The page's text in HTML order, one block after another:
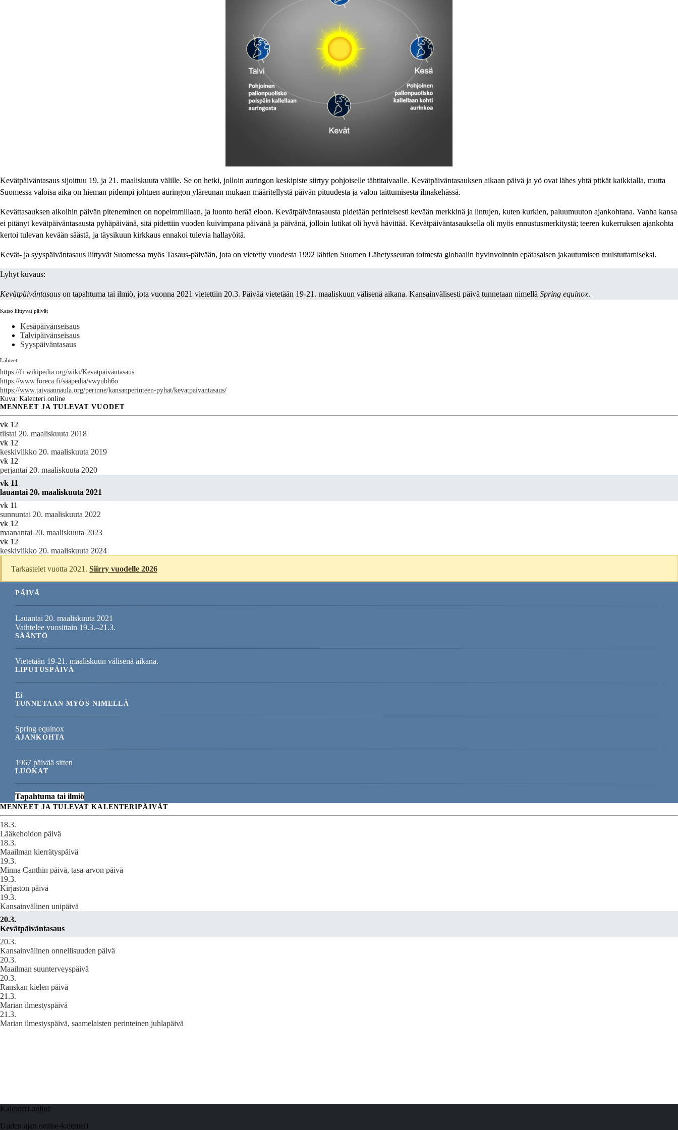
Kevätpäiväntasaus sijoittuu 19. ja 21. maaliskuuta välille. Se on hetki, jolloin auringon keskipiste siirtyy pohjoiselle tähtitaivaalle. Kevätpäiväntasauksen aikaan päivä ja yö ovat lähes yhtä pitkät kaikkialla, mutta
Suomessa valoisa aika on hieman pidempi johtuen auringon yläreunan mukaan määritellystä päivän pituudesta ja valon taittumisesta ilmakehässä.
Kevättasauksen aikoihin päivän piteneminen on nopeimmillaan, ja luonto herää eloon. Kevätpäiväntasausta pidetään perinteisesti kevään merkkinä ja lintujen, kuten kurkien, paluumuuton ajankohtana. Vanha kansa
ei pitänyt kevätpäiväntasausta pyhäpäivänä, sitä pidettiin vuoden kuivimpana päivänä ja päivänä, jolloin lutikat oli hyvä hävittää. Kevätpäiväntasauksella oli myös ennustusmerkitystä; teeren kukerruksen ajankohta
kertoi tulevan kevään säästä, ja täysikuun kirkkaus ennakoi tulevia hallayöitä.
Kevät- ja syyspäiväntasaus liittyvät Suomessa myös Tasaus-päivään, jota on vietetty vuodesta 1992 lähtien Suomen Lähetysseuran toimesta globaalin hyvinvoinnin epätasaisen jakautumisen muistuttamiseksi.
Lyhyt kuvaus:
Kevätpäiväntasaus on tapahtuma tai ilmiö, jota vuonna 2021 vietettiin 20.3. Päivää vietetään 19-21. maaliskuun välisenä aikana. Kansainvälisesti päivä tunnetaan nimellä Spring equinox.
Katso liittyvät päivät
Kesäpäivänseisaus
Talvipäivänseisaus
Syyspäiväntasaus
Lähteet:
https://fi.wikipedia.org/wiki/Kevätpäiväntasaus
https://www.foreca.fi/sääpedia/vwyubh6o
https://www.taivaannaula.org/perinne/kansanperinteen-pyhat/kevatpaivantasaus/
Kuva: Kalenteri.online
MENNEET JA TULEVAT VUODET
vk 12
tiistai 20. maaliskuuta 2018
vk 12
keskiviikko 20. maaliskuuta 2019
vk 12
perjantai 20. maaliskuuta 2020
vk 11
lauantai 20. maaliskuuta 2021
vk 11
sunnuntai 20. maaliskuuta 2022
vk 12
maanantai 20. maaliskuuta 2023
vk 12
keskiviikko 20. maaliskuuta 2024
Tarkastelet vuotta 2021.Siirry vuodelle 2026
PÄIVÄ
Lauantai 20. maaliskuuta 2021
Vaihtelee vuosittain 19.3.–21.3.
SÄÄNTÖ
Vietetään 19-21. maaliskuun välisenä aikana.
LIPUTUSPÄIVÄ
Ei
TUNNETAAN MYÖS NIMELLÄ
Spring equinox
AJANKOHTA
1967 päivää sitten
LUOKAT
Tapahtuma tai ilmiö
MENNEET JA TULEVAT KALENTERIPÄIVÄT
18.3.
Lääkehoidon päivä
18.3.
Maailman kierrätyspäivä
19.3.
Minna Canthin päivä, tasa-arvon päivä
19.3.
Kirjaston päivä
19.3.
Kansainvälinen unipäivä
20.3.
Kevätpäiväntasaus
20.3.
Kansainvälinen onnellisuuden päivä
20.3.
Maailman suunterveyspäivä
20.3.
Ranskan kielen päivä
21.3.
Marian ilmestyspäivä
21.3.
Marian ilmestyspäivä, saamelaisten perinteinen juhlapäivä
Kalenteri.online
Uuden ajan online-kalenteri